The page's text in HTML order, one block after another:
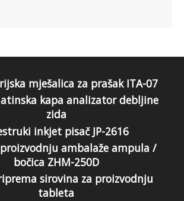
mješalica za prašak ITA-07
kapa analizator debljine
zida
inkjet pisač JP-2616
ambalaže ampula /
bočica ZHM-250D
sirovina za proizvodnju
tableta